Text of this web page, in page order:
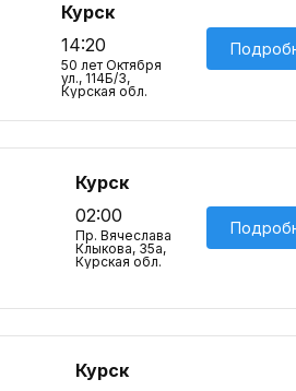
Курск
14:20
50 лет Октября
ул., 114Б/3,
Курская обл.
Курск
02:00
Пр. Вячеслава
Клыкова, 35а,
Курская обл.
Курск